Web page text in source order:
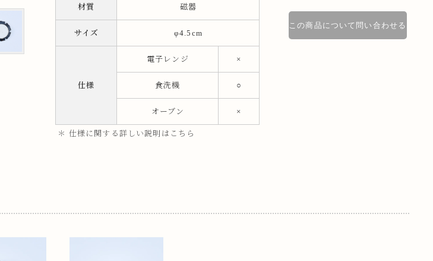
材質 磁器
サイズ φ4.5cm
仕様
電子レンジ ×
食洗機 ○
オーブン ×
＊ 仕様に関する詳しい説明はこちら
この商品について問い合わせる